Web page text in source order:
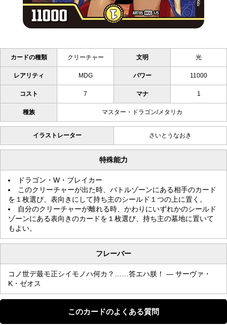
カードの種類 クリーチャー 文明 光
レアリティ MDG パワー 11000
コスト 7 マナ 1
種族 マスター・ドラゴン/メタリカ
イラストレーター さいとうなおき
特殊能力
ドラゴン・W・ブレイカー
このクリーチャーが出た時、バトルゾーンにある相手のカード
を１枚選び、表向きにして持ち主のシールド１つの上に置く。
自分のクリーチャーが離れる時、かわりにいずれかのシールド
ゾーンにある表向きのカードを１枚選び、持ち主の墓地に置いて
もよい。
フレーバー
コノ世デ最モ正シイモノハ何カ？……答エハ朕！ — サーヴァ・
K・ゼオス
このカードのよくある質問